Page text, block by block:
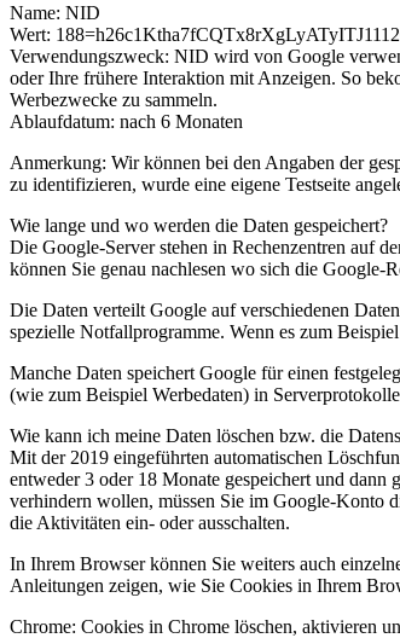
Name: NID
Wert:
Verwendungszweck: NID wird von Google
oder Ihre frühere Interaktion mit Anzeigen. So
Werbezwecke zu sammeln.
Ablaufdatum: nach 6 Monaten
Anmerkung: Wir können bei den Angaben der
zu identifizieren, wurde eine eigene Testseite
Wie lange und wo werden die Daten gespeichert?
Die Google-Server stehen in Rechenzentren auf
können Sie genau nachlesen wo sich die Google-
Die Daten verteilt Google auf verschiedenen
spezielle Notfallprogramme. Wenn es zum
Manche Daten speichert Google für einen
(wie zum Beispiel Werbedaten) in
Wie kann ich meine Daten löschen bzw. die
Mit der 2019 eingeführten automatischen
entweder 3 oder 18 Monate gespeichert und dann
verhindern wollen, müssen Sie im Google-Konto
die Aktivitäten ein- oder ausschalten.
In Ihrem Browser können Sie weiters auch
Anleitungen zeigen, wie Sie Cookies in Ihrem
Chrome: Cookies in Chrome löschen, aktivieren